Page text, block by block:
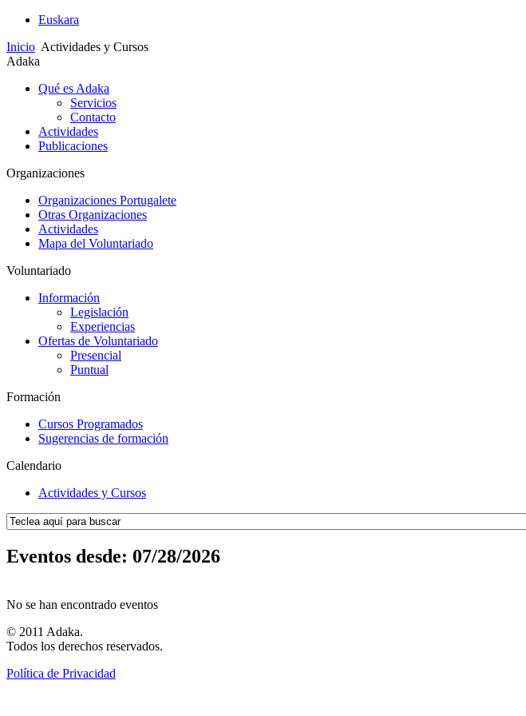
Euskara
Inicio Actividades y Cursos
Adaka
Qué es Adaka
Servicios
Contacto
Actividades
Publicaciones
Organizaciones
Organizaciones Portugalete
Otras Organizaciones
Actividades
Mapa del Voluntariado
Voluntariado
Información
Legislación
Experiencias
Ofertas de Voluntariado
Presencial
Puntual
Formación
Cursos Programados
Sugerencias de formación
Calendario
Actividades y Cursos
Eventos desde: 07/28/2026
No se han encontrado eventos
© 2011 Adaka.
Todos los derechos reservados.
Política de Privacidad